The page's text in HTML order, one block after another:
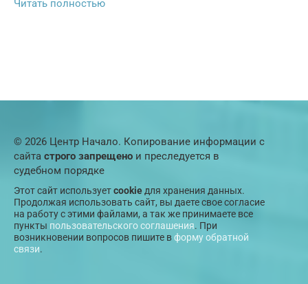
Читать полностью
© 2026 Центр Начало. Копирование информации с
сайта строго запрещено и преследуется в
судебном порядке
Этот сайт используетcookie для хранения данных.
Продолжая использовать сайт, вы даете свое согласие
на работу с этими файлами, а так же принимаете все
пункты пользовательского соглашения. При
возникновении вопросов пишите вформу обратной
связи.